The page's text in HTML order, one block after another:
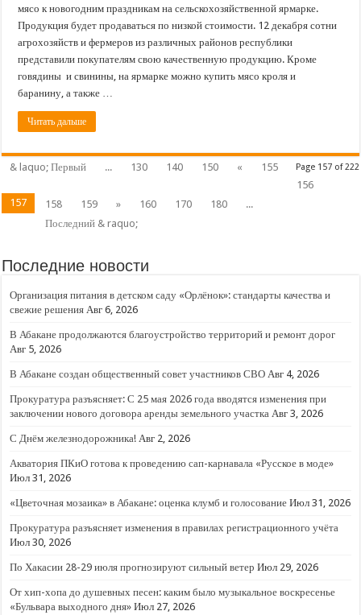
начались
предновогодние
мясные
ярмарки
мясо к новогодним праздникам на сельскохозяйственной ярмарке.
Продукция будет продаваться по низкой стоимости. 12 декабря сотни
агрохозяйств и фермеров из различных районов республики
представили покупателям свою качественную продукцию. Кроме
говядины и свинины, на ярмарке можно купить мясо кроля и
баранину, а также …
Читать дальше
Page 157 of 222
& laquo; Первый ... 130 140 150 «
155
156
157
158 159 » 160 170 180
...
Последний & raquo;
Последние новости
Организация питания в детском саду «Орлёнок»: стандарты качества и
свежие решения Авг 6, 2026
В Абакане продолжаются благоустройство территорий и ремонт дорог
Авг 5, 2026
В Абакане создан общественный совет участников СВО Авг 4, 2026
Прокуратура разъясняет: С 25 мая 2026 года вводятся изменения при
заключении нового договора аренды земельного участка Авг 3, 2026
С Днём железнодорожника! Авг 2, 2026
Акватория ПКиО готова к проведению сап-карнавала «Русское в моде»
Июл 31, 2026
«Цветочная мозаика» в Абакане: оценка клумб и голосование Июл 31, 2026
Прокуратура разъясняет изменения в правилах регистрационного учёта
Июл 30, 2026
По Хакасии 28-29 июля прогнозируют сильный ветер Июл 29, 2026
От хип-хопа до душевных песен: каким было музыкальное воскресенье
«Бульвара выходного дня» Июл 27, 2026